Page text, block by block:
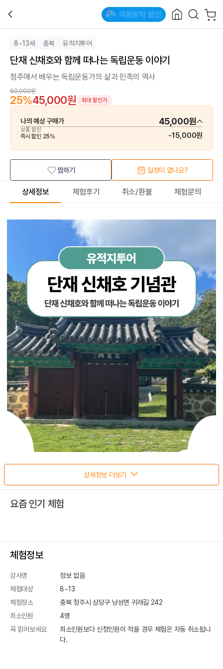
8~13세 충북 유적지투어
단재 신채호와 함께 떠나는 독립운동 이야기
청주에서 배우는 독립운동가의 삶과 민족의 역사
60,000원
25%45,000원 최대 할인가
나의 예상 구매가 45,000원
상품 할인
즉시 할인 25% -15,000원
찜하기 일정이 없나요?
상세정보 체험후기 취소/환불 체험문의
상세정보 더보기
요즘 인기 체험
체험정보
강사명
정보 없음
체험대상
8~13
체험장소
충북 청주시 상당구 낭성면 귀래길 242
최소인원
4명
꼭 읽어보세요
최소인원보다 신청인원이 적을 경우 체험은 자동 취소됩니
다.